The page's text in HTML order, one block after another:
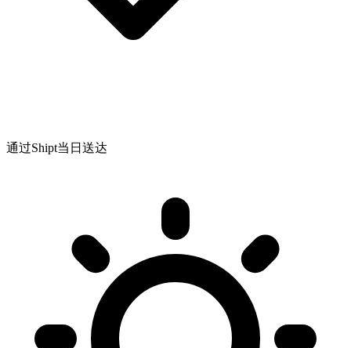
通过Shipt当日送达